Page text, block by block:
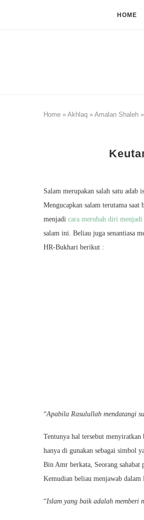
HOME
Home » Akhlaq » Amalan Shaleh »
Salam merupakan salah satu
Mengucapkan salam terutama saat
menjadi cara merubah diri
salam ini. Beliau juga senantiasa
HR-Bukhari berikut :
“Apabila Rasulullah mendatangi
Tentunya hal tersebut
hanya di gunakan sebagai simbol
Bin Amr berkata, Seorang sahabat
Kemudian beliau menjawab
“Islam yang baik adalah memberi